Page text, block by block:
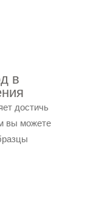
в
достичь
вы можете